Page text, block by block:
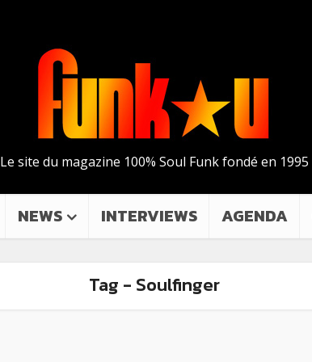
Le site du magazine 100% Soul Funk fondé en 1995
NEWS INTERVIEWS AGENDA
Tag - Soulfinger